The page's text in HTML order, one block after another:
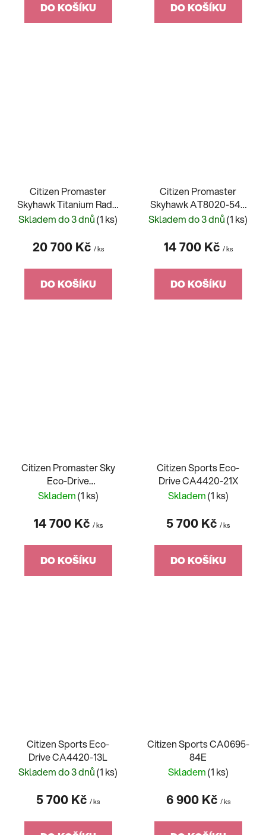
DO KOŠÍKU DO KOŠÍKU
Citizen Promaster
Skyhawk Titanium Radio
Controlled JY8100-80L
Skladem do 3 dnů(1 ks)
20 700 Kč / ks
DO KOŠÍKU
Citizen Promaster
Skyhawk AT8020-54L
Blue Angels
Skladem do 3 dnů(1 ks)
14 700 Kč / ks
DO KOŠÍKU
Citizen Promaster Sky
Eco-Drive
RadioControlled
Skladem(1 ks)
14 700 Kč / ks
DO KOŠÍKU
Citizen Sports Eco-
Drive CA4420-21X
Skladem(1 ks)
5 700 Kč / ks
DO KOŠÍKU
Citizen Sports Eco-
Drive CA4420-13L
Skladem do 3 dnů(1 ks)
5 700 Kč / ks
Citizen Sports CA0695-
84E
Skladem(1 ks)
6 900 Kč / ks